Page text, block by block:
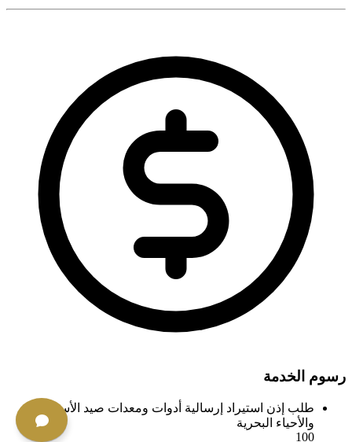
رسوم الخدمة
طلب إذن استيراد إرسالية أدوات ومعدات صيد الأسماك
والأحياء البحرية
100